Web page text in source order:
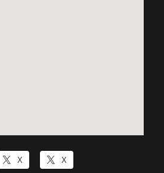
X X